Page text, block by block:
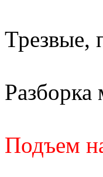
Трезвые,
Разборка
Подъем